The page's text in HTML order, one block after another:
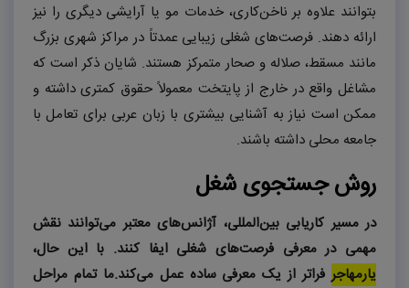
بتوانند علاوه بر ناخن‌کاری، خدمات مو یا آرایشی دیگری را نیز
ارائه دهند. فرصت‌های شغلی زیبایی عمدتاً در مراکز شهری بزرگ
مانند مسقط، صلاله و صحار متمرکز هستند. شایان ذکر است که
مشاغل واقع در خارج از پایتخت معمولاً حقوق کمتری داشته و
ممکن است نیاز به آشنایی بیشتری با زبان عربی برای تعامل با
جامعه محلی داشته باشند.
روش جستجوی شغل
در مسیر کاریابی بین‌المللی، آژانس‌های معتبر می‌توانند نقش
مهمی در معرفی فرصت‌های شغلی ایفا کنند. با این حال،
یار‌مهاجرفراتر از یک معرفی ساده عمل می‌کند.ما تمام مراحل